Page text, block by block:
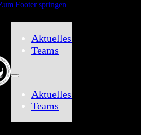
Footer springen
Aktuelles
Teams
Aktuelles
Teams